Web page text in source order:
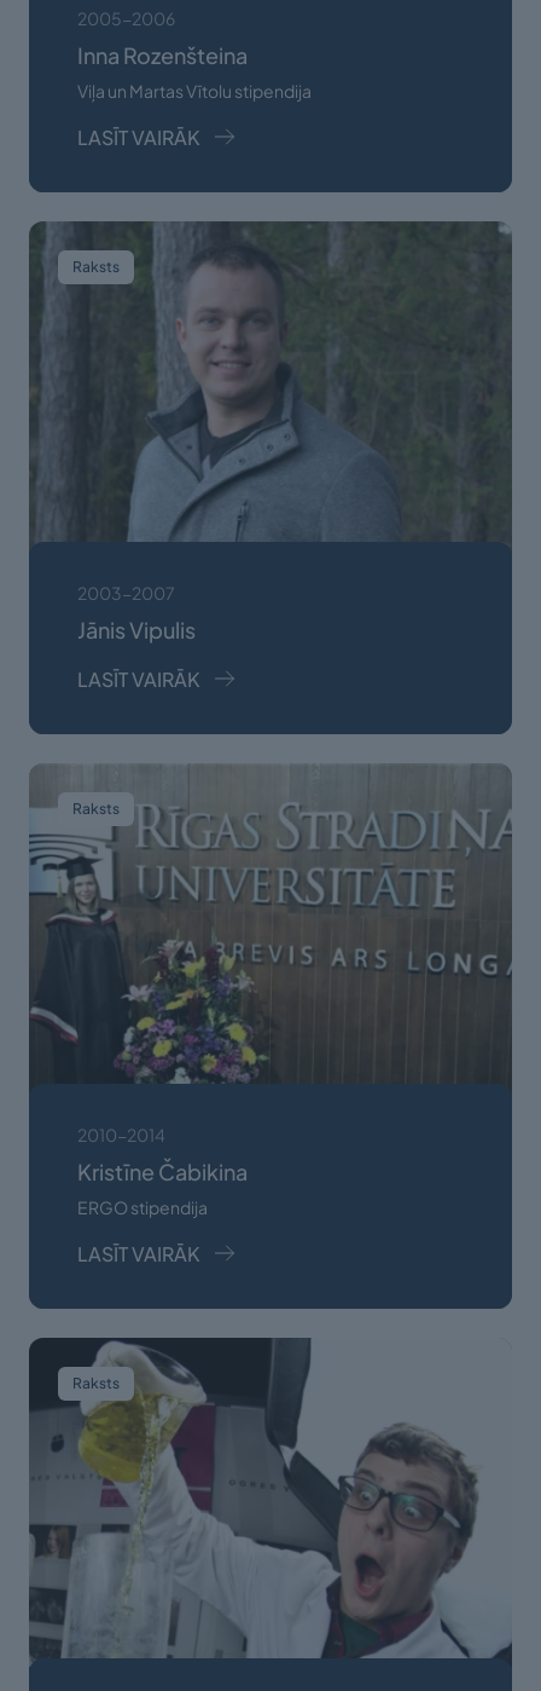
2005-2006
Inna Rozenšteina
Viļa un Martas Vītolu stipendija
LASĪT VAIRĀK
Raksts
2003-2007
Jānis Vipulis
LASĪT VAIRĀK
Raksts
2010-2014
Kristīne Čabikina
ERGO stipendija
LASĪT VAIRĀK
Raksts